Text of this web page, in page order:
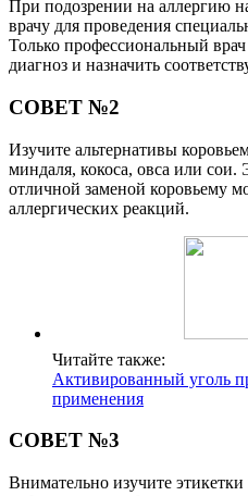
При подозрении на аллергию
врачу для проведения
Только профессиональный
диагноз и назначить
СОВЕТ №2
Изучите альтернативы
миндаля, кокоса, овса или сои.
отличной заменой коровьему
аллергических реакций.
Читайте также:
Активированный уголь
применения
СОВЕТ №3
Внимательно изучите